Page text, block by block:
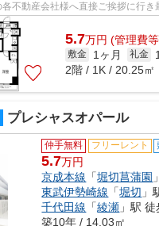
各不動産会社様へ直接ご挨拶に行き
す！最新の情報は...
5.7万円 (管理費
敷金 1ヶ月 礼金
2階 / 1K / 20.25㎡
プレシャスオパール
仲手無料 フリーレント
5.7万円
京成本線 「堀切菖蒲園
東武伊勢崎線 「堀切 」
千代田線 「綾瀬 」駅
築10年 / 14.03㎡